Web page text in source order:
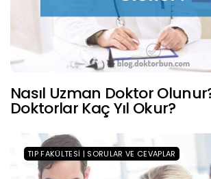
Nasıl Uzman Doktor
Doktorlar Kaç Yıl Okur?
TIP FAKÜLTESI | SORULAR VE CEVAPLAR